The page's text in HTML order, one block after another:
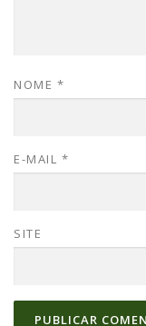
NOME *
E-MAIL *
SITE